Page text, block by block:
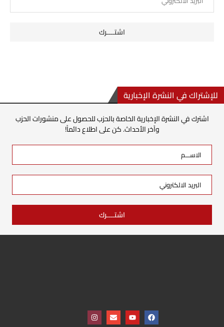
للإشتراك في النشرة الإخبارية
اشترك في النشرة الإخبارية الخاصة بالحزب للحصول على منشورات الحزب
وآخر الأحداث. كن على اطلاع دائماً!